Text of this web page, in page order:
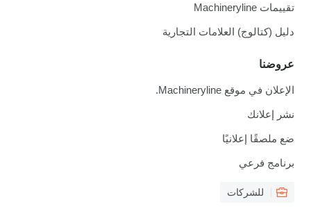
تقييمات Machineryline
دليل (كتالوج) العلامات التجارية
عروضنا
الإعلان في موقع Machineryline.
نشر إعلانك
ضع ملصقًا إعلانيًا
برنامج فرعي
للشركات